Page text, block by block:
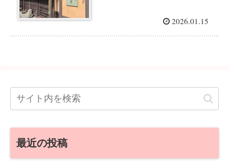
2026.01.15
最近の投稿